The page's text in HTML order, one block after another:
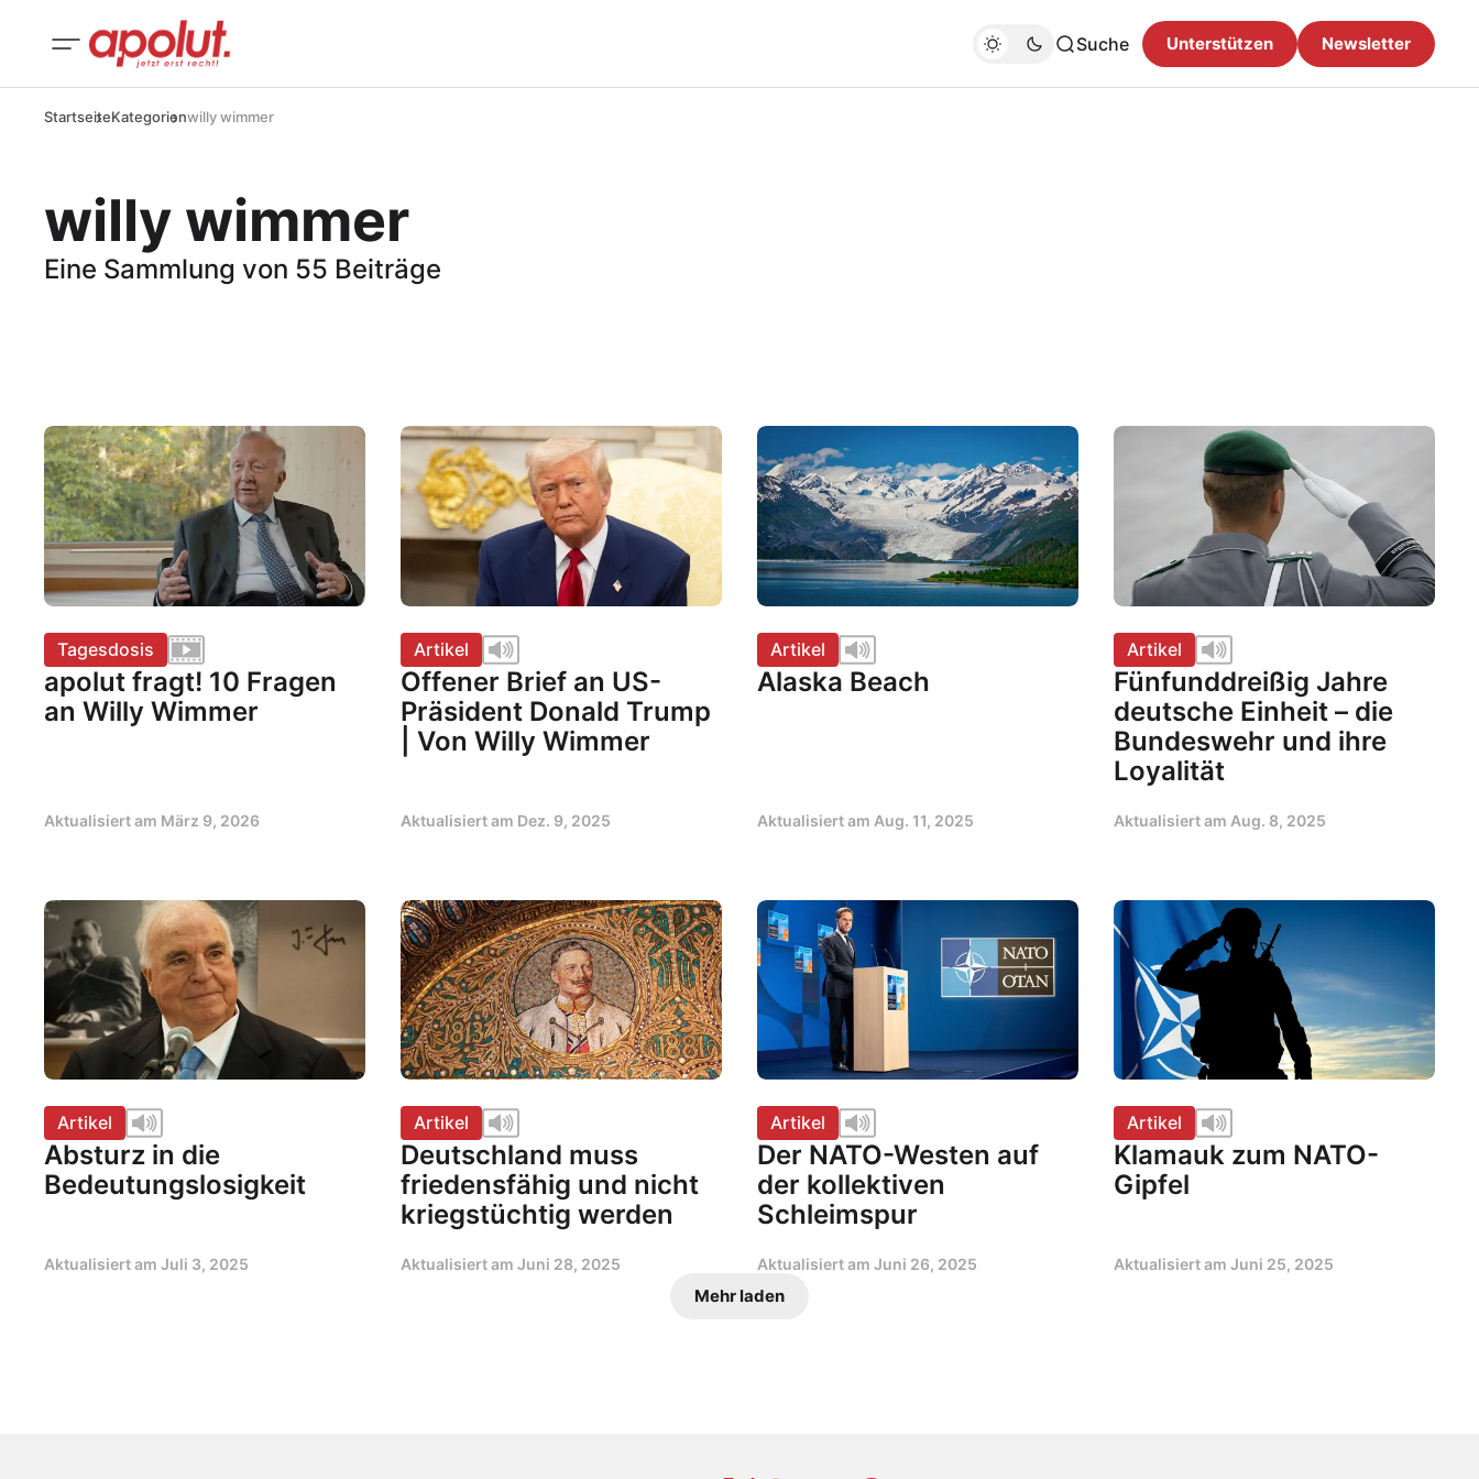
Suche Unterstützen Newsletter
StartseiteKategorienwilly wimmer
willy wimmer
Eine Sammlung von 55 Beiträge
Tagesdosis
apolut fragt! 10 Fragen
an Willy Wimmer
Aktualisiert am März 9, 2026
Artikel
Offener Brief an US-
Präsident Donald Trump
| Von Willy Wimmer
Aktualisiert am Dez. 9, 2025
Artikel
Alaska Beach
Aktualisiert am Aug. 11, 2025
Artikel
Fünfunddreißig Jahre
deutsche Einheit – die
Bundeswehr und ihre
Loyalität
Aktualisiert am Aug. 8, 2025
Artikel
Absturz in die
Bedeutungslosigkeit
Aktualisiert am Juli 3, 2025
Artikel
Deutschland muss
friedensfähig und nicht
kriegstüchtig werden
Aktualisiert am Juni 28, 2025
Artikel
Der NATO-Westen auf
der kollektiven
Schleimspur
Aktualisiert am Juni 26, 2025
Artikel
Klamauk zum NATO-
Gipfel
Aktualisiert am Juni 25, 2025
Mehr laden